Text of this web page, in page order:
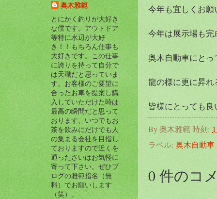
今年も宜しくお願
今年は展示場も
奥木自動車にと
龍の様に更に昇
皆様にとっても
By奥木雅範 時刻:
ラベル: 奥木自動車
0 件のコ
奥木雅範
とにかく釣りが大好き
な僕です。アウトドア
等特に水辺が大好
き！！もちろん仕事も
大好きです。この仕事
に誇りを持って自分で
は天職だと思っていま
す。お客様のご要望に
合ったお車を提案し購
入していただけた時は
最高の瞬間だと思って
おります。いつでもお
茶を飲みにだけでも人
の集まる会社を目指し
ておりますので近くを
通ったさいはお気軽に
寄って下さい。ぜひブ
ログの雅範指名（無
料）でお願いします
（笑）。